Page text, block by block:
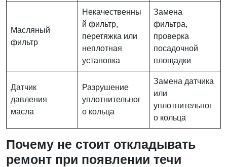
Масляный
фильтр
Некачественны
й фильтр,
перетяжка или
неплотная
установка
Замена
фильтра,
проверка
посадочной
площадки
Датчик
давления
масла
Разрушение
уплотнительног
о кольца
Замена датчика
или
уплотнительног
о кольца
Почему не стоит откладывать
ремонт при появлении течи